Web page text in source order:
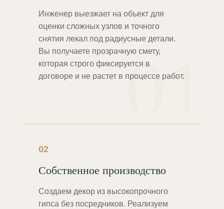
01
Инженер выезжает на объект для
оценки сложных узлов и точного
снятия лекал под радиусные детали.
Вы получаете прозрачную смету,
которая строго фиксируется в
договоре и не растет в процессе работ.
02
Собственное производство
Создаем декор из высокопрочного
гипса без посредников. Реализуем